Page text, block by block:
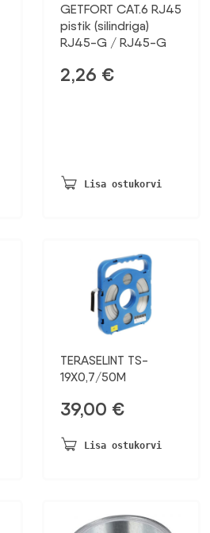
GETFORT CAT.6 RJ45
pistik (silindriga)
RJ45-G / RJ45-G
2,26 €
Lisa ostukorvi
TERASELINT TS-
19X0,7/50M
39,00 €
Lisa ostukorvi